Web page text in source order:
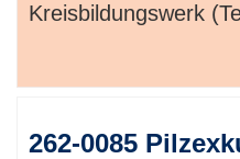
Kreisbildungswerk
262-0085